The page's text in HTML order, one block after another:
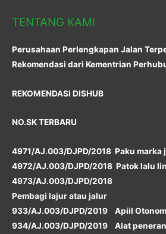
TENTANG KAMI
Perusahaan Perlengkapan Jalan
Rekomendasi dari Kementrian
REKOMENDASI DISHUB
NO.SK TERBARU
4971/AJ.003/DJPD/2018 Paku marka
4972/AJ.003/DJPD/2018 Patok lalu
4973/AJ.003/DJPD/2018
Pembagi lajur atau jalur
933/AJ.003/DJPD/2019 Apiil Otonom
934/AJ.003/DJPD/2019 Alat